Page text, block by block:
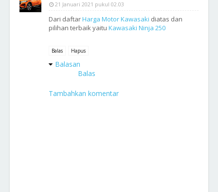
21 Januari 2021 pukul 02.03
Dari daftarHarga Motor Kawasaki diatas dan
pilihan terbaik yaitu Kawasaki Ninja 250
Balas Hapus
Balasan
Balas
Tambahkan komentar